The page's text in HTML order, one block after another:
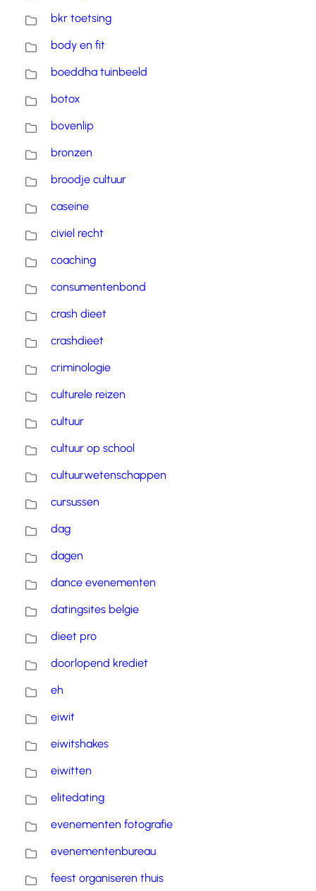
bkr toetsing
body en fit
boeddha tuinbeeld
botox
bovenlip
bronzen
broodje cultuur
caseine
civiel recht
coaching
consumentenbond
crash dieet
crashdieet
criminologie
culturele reizen
cultuur
cultuur op school
cultuurwetenschappen
cursussen
dag
dagen
dance evenementen
datingsites belgie
dieet pro
doorlopend krediet
eh
eiwit
eiwitshakes
eiwitten
elitedating
evenementen fotografie
evenementenbureau
feest organiseren thuis